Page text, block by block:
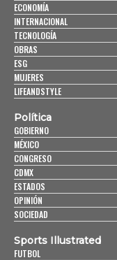
ECONOMÍA
INTERNACIONAL
TECNOLOGÍA
OBRAS
ESG
MUJERES
LIFEANDSTYLE
Política
GOBIERNO
MÉXICO
CONGRESO
CDMX
ESTADOS
OPINIÓN
SOCIEDAD
Sports Illustrated
FUTBOL